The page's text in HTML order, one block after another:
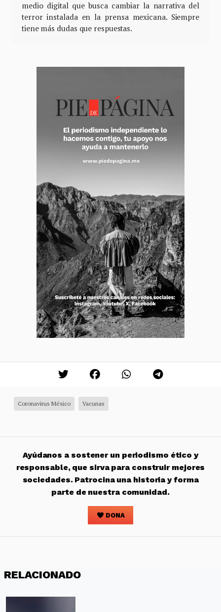
medio digital que busca cambiar la narrativa del
terror instalada en la prensa mexicana. Siempre
tiene más dudas que respuestas.
Coronavirus México Vacunas
Ayúdanos a sostener un periodismo ético y
responsable, que sirva para construir mejores
sociedades. Patrocina una historia y forma
parte de nuestra comunidad.
DONA
RELACIONADO